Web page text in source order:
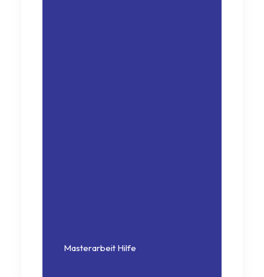
Masterarbeit Hilfe